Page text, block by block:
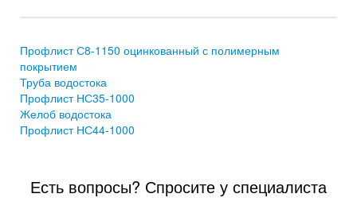
Профлист С8-1150 оцинкованный с полимерным
покрытием
Труба водостока
Профлист НС35-1000
Желоб водостока
Профлист НС44-1000
Есть вопросы? Спросите у специалиста